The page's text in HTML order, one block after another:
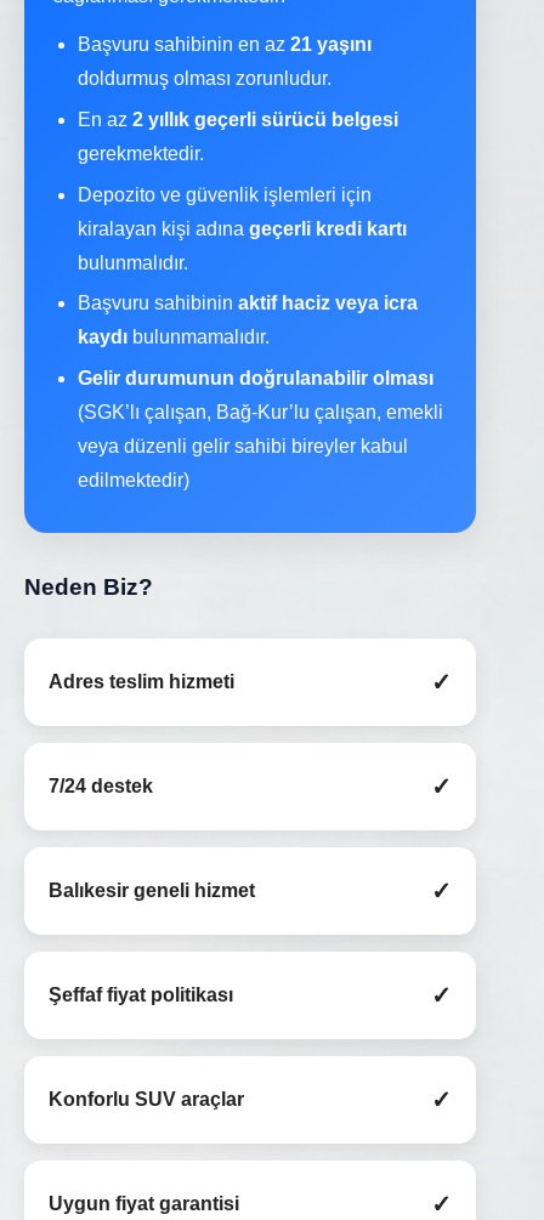
Başvuru sahibinin en az 21 yaşını
doldurmuş olması zorunludur.
En az 2 yıllık geçerli sürücü belgesi
gerekmektedir.
Depozito ve güvenlik işlemleri için
kiralayan kişi adına geçerli kredi kartı
bulunmalıdır.
Başvuru sahibinin aktif haciz veya icra
kaydı bulunmamalıdır.
Gelir durumunun doğrulanabilir olması
(SGK’lı çalışan, Bağ-Kur’lu çalışan, emekli
veya düzenli gelir sahibi bireyler kabul
edilmektedir)
Neden Biz?
Adres teslim hizmeti ✓
7/24 destek ✓
Balıkesir geneli hizmet ✓
Şeffaf fiyat politikası ✓
Konforlu SUV araçlar ✓
Uygun fiyat garantisi ✓